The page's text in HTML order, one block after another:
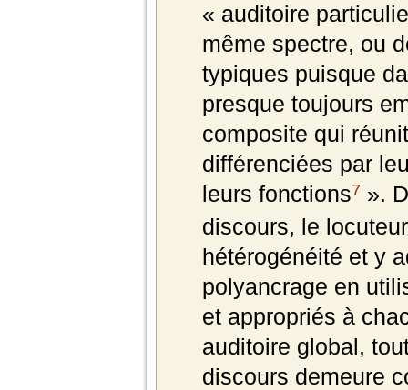
« auditoire
même spectre, ou
typiques puisque
presque toujours
composite qui
différenciées par
leurs fonctions7 ».
discours, le
hétérogénéité et y
polyancrage en
et appropriés à
auditoire global,
discours demeure